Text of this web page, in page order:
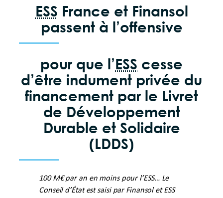
ESS France et Finansol
passent à l’offensive
pour que l’ESS cesse
d’être indument privée du
financement par le Livret
de Développement
Durable et Solidaire
(LDDS)
100 M€ par an en moins pour l’ESS… Le
Conseil d’État est saisi par Finansol et ESS